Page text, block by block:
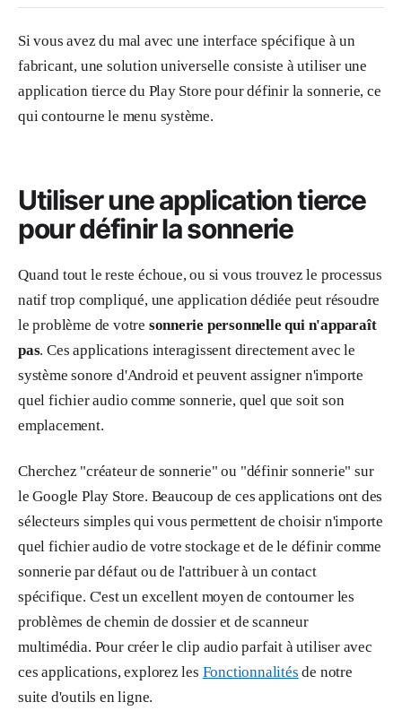
Si vous avez du mal avec une interface spécifique à un
fabricant, une solution universelle consiste à utiliser une
application tierce du Play Store pour définir la sonnerie, ce
qui contourne le menu système.
Utiliser une application tierce
pour définir la sonnerie
Quand tout le reste échoue, ou si vous trouvez le processus
natif trop compliqué, une application dédiée peut résoudre
le problème de votre sonnerie personnelle qui n'apparaît
pas. Ces applications interagissent directement avec le
système sonore d'Android et peuvent assigner n'importe
quel fichier audio comme sonnerie, quel que soit son
emplacement.
Cherchez "créateur de sonnerie" ou "définir sonnerie" sur
le Google Play Store. Beaucoup de ces applications ont des
sélecteurs simples qui vous permettent de choisir n'importe
quel fichier audio de votre stockage et de le définir comme
sonnerie par défaut ou de l'attribuer à un contact
spécifique. C'est un excellent moyen de contourner les
problèmes de chemin de dossier et de scanneur
multimédia. Pour créer le clip audio parfait à utiliser avec
ces applications, explorez les Fonctionnalités de notre
suite d'outils en ligne.